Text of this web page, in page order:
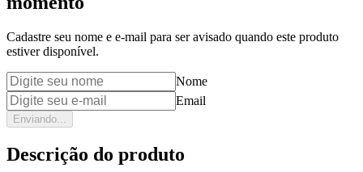
Cadastre seu nome e e-mail para ser avisado quando este produto
estiver disponível.
Nome
Email
Enviando...
Descrição do produto